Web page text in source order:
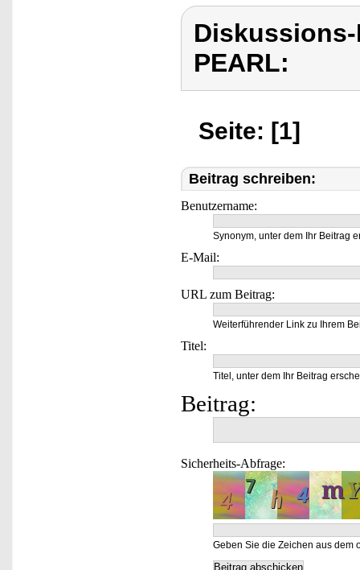
PEARL:
Seite: [1]
Beitrag schreiben:
Benutzername:
Synonym, unter dem Ihr Beitrag
E-Mail:
URL zum Beitrag:
Weiterführender Link zu Ihrem
Titel:
Titel, unter dem Ihr Beitrag
Beitrag:
Sicherheits-Abfrage:
Geben Sie die Zeichen aus dem